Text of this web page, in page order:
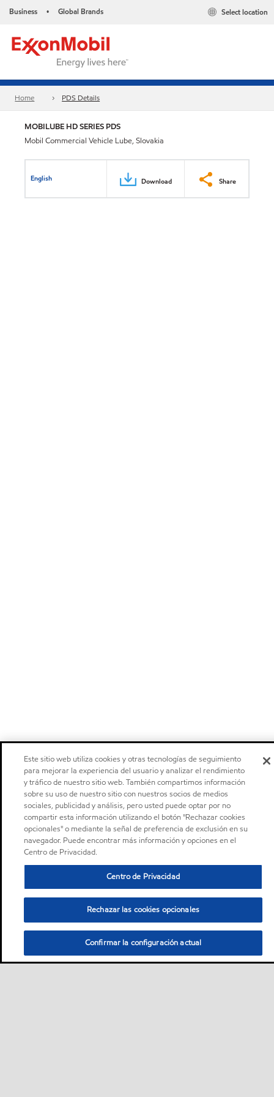
Business • Global Brands Select location
Home PDS Details
MOBILUBE HD SERIES PDS
Mobil Commercial Vehicle Lube, Slovakia
English Download Share
Este sitio web utiliza cookies y otras tecnologías de seguimiento
para mejorar la experiencia del usuario y analizar el rendimiento
y tráfico de nuestro sitio web. También compartimos información
sobre su uso de nuestro sitio con nuestros socios de medios
sociales, publicidad y análisis, pero usted puede optar por no
compartir esta información utilizando el botón "Rechazar cookies
opcionales" o mediante la señal de preferencia de exclusión en su
navegador. Puede encontrar más información y opciones en el
Centro de Privacidad.
Centro de Privacidad
Rechazar las cookies opcionales
Confirmar la configuración actual